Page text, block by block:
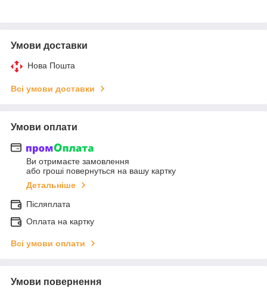
Умови доставки
Нова Пошта
Всі умови доставки
Умови оплати
Ви отримаєте замовлення
або гроші повернуться на вашу картку
Детальніше
Післяплата
Оплата на картку
Всі умови оплати
Умови повернення